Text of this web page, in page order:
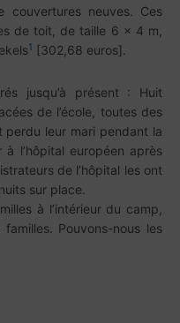
couvertures neuves. Ces
de toit, de taille 6 x 4 m,
1 [302,68 euros].
jusqu’à présent : Huit
de l’école, toutes des
perdu leur mari pendant la
à l’hôpital européen après
de l’hôpital les ont
sur place.
à l’intérieur du camp,
Pouvons-nous les